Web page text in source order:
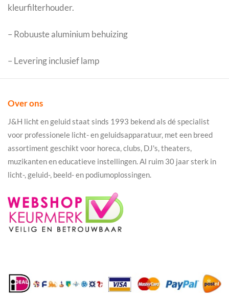
kleurfilterhouder.
– Robuuste aluminium behuizing
– Levering inclusief lamp
Over ons
J&H licht en geluid staat sinds 1993 bekend als dé specialist
voor professionele licht- en geluidsapparatuur, met een breed
assortiment geschikt voor horeca, clubs, DJ's, theaters,
muzikanten en educatieve instellingen. Al ruim 30 jaar sterk in
licht-, geluid-, beeld- en podiumoplossingen.